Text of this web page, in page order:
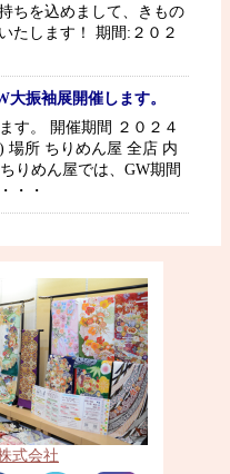
ちを込めまして、きもの
たします！ 期間:２０２
大振袖展開催します。
す。 開催期間 ２０２４
場所 ちりめん屋 全店 内
りめん屋では、GW期間
・・
式会社